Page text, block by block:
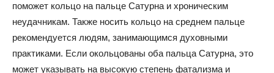
поможет кольцо на пальце Сатурна и хроническим
неудачникам. Также носить кольцо на среднем пальце
рекомендуется людям, занимающимся духовными
практиками. Если окольцованы оба пальца Сатурна, это
может указывать на высокую степень фатализма и